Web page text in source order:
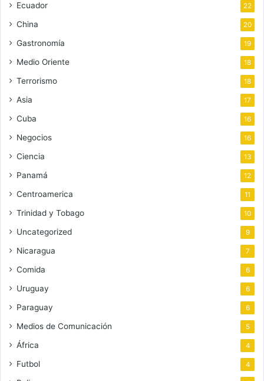
Ecuador 22
China 20
Gastronomía 19
Medio Oriente 18
Terrorismo 18
Asia 17
Cuba 16
Negocios 16
Ciencia 13
Panamá 12
Centroamerica 11
Trinidad y Tobago 10
Uncategorized 9
Nicaragua 7
Comida 6
Uruguay 6
Paraguay 6
Medios de Comunicación 5
África 4
Futbol 4